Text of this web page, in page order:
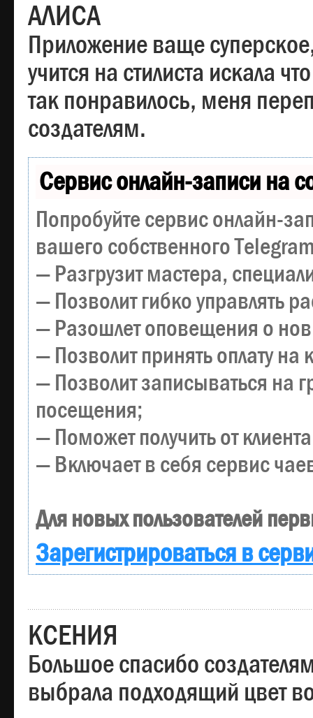
АЛИСА
Приложение ваще
учится на стилиста искала
так понравилось, меня
создателям.
Сервис онлайн-записи на
Попробуйте сервис онлайн-
вашего собственного
— Разгрузит мастера,
— Позволит гибко управлять
— Разошлет оповещения о
— Позволит принять оплату
— Позволит записываться на
посещения;
— Поможет получить от
— Включает в себя сервис
Для новых пользователей
Зарегистрироваться в
КСЕНИЯ
Большое спасибо
выбрала подходящий цвет